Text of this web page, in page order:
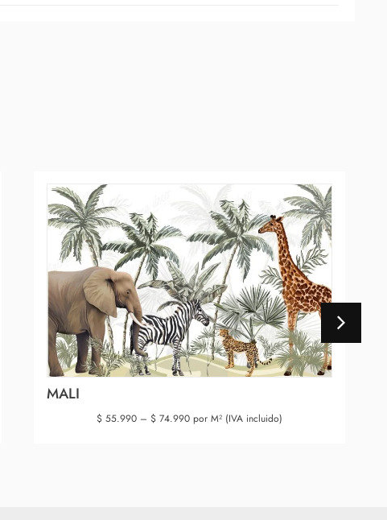
MALI
$ 55.990 – $ 74.990 por M² (IVA incluido)